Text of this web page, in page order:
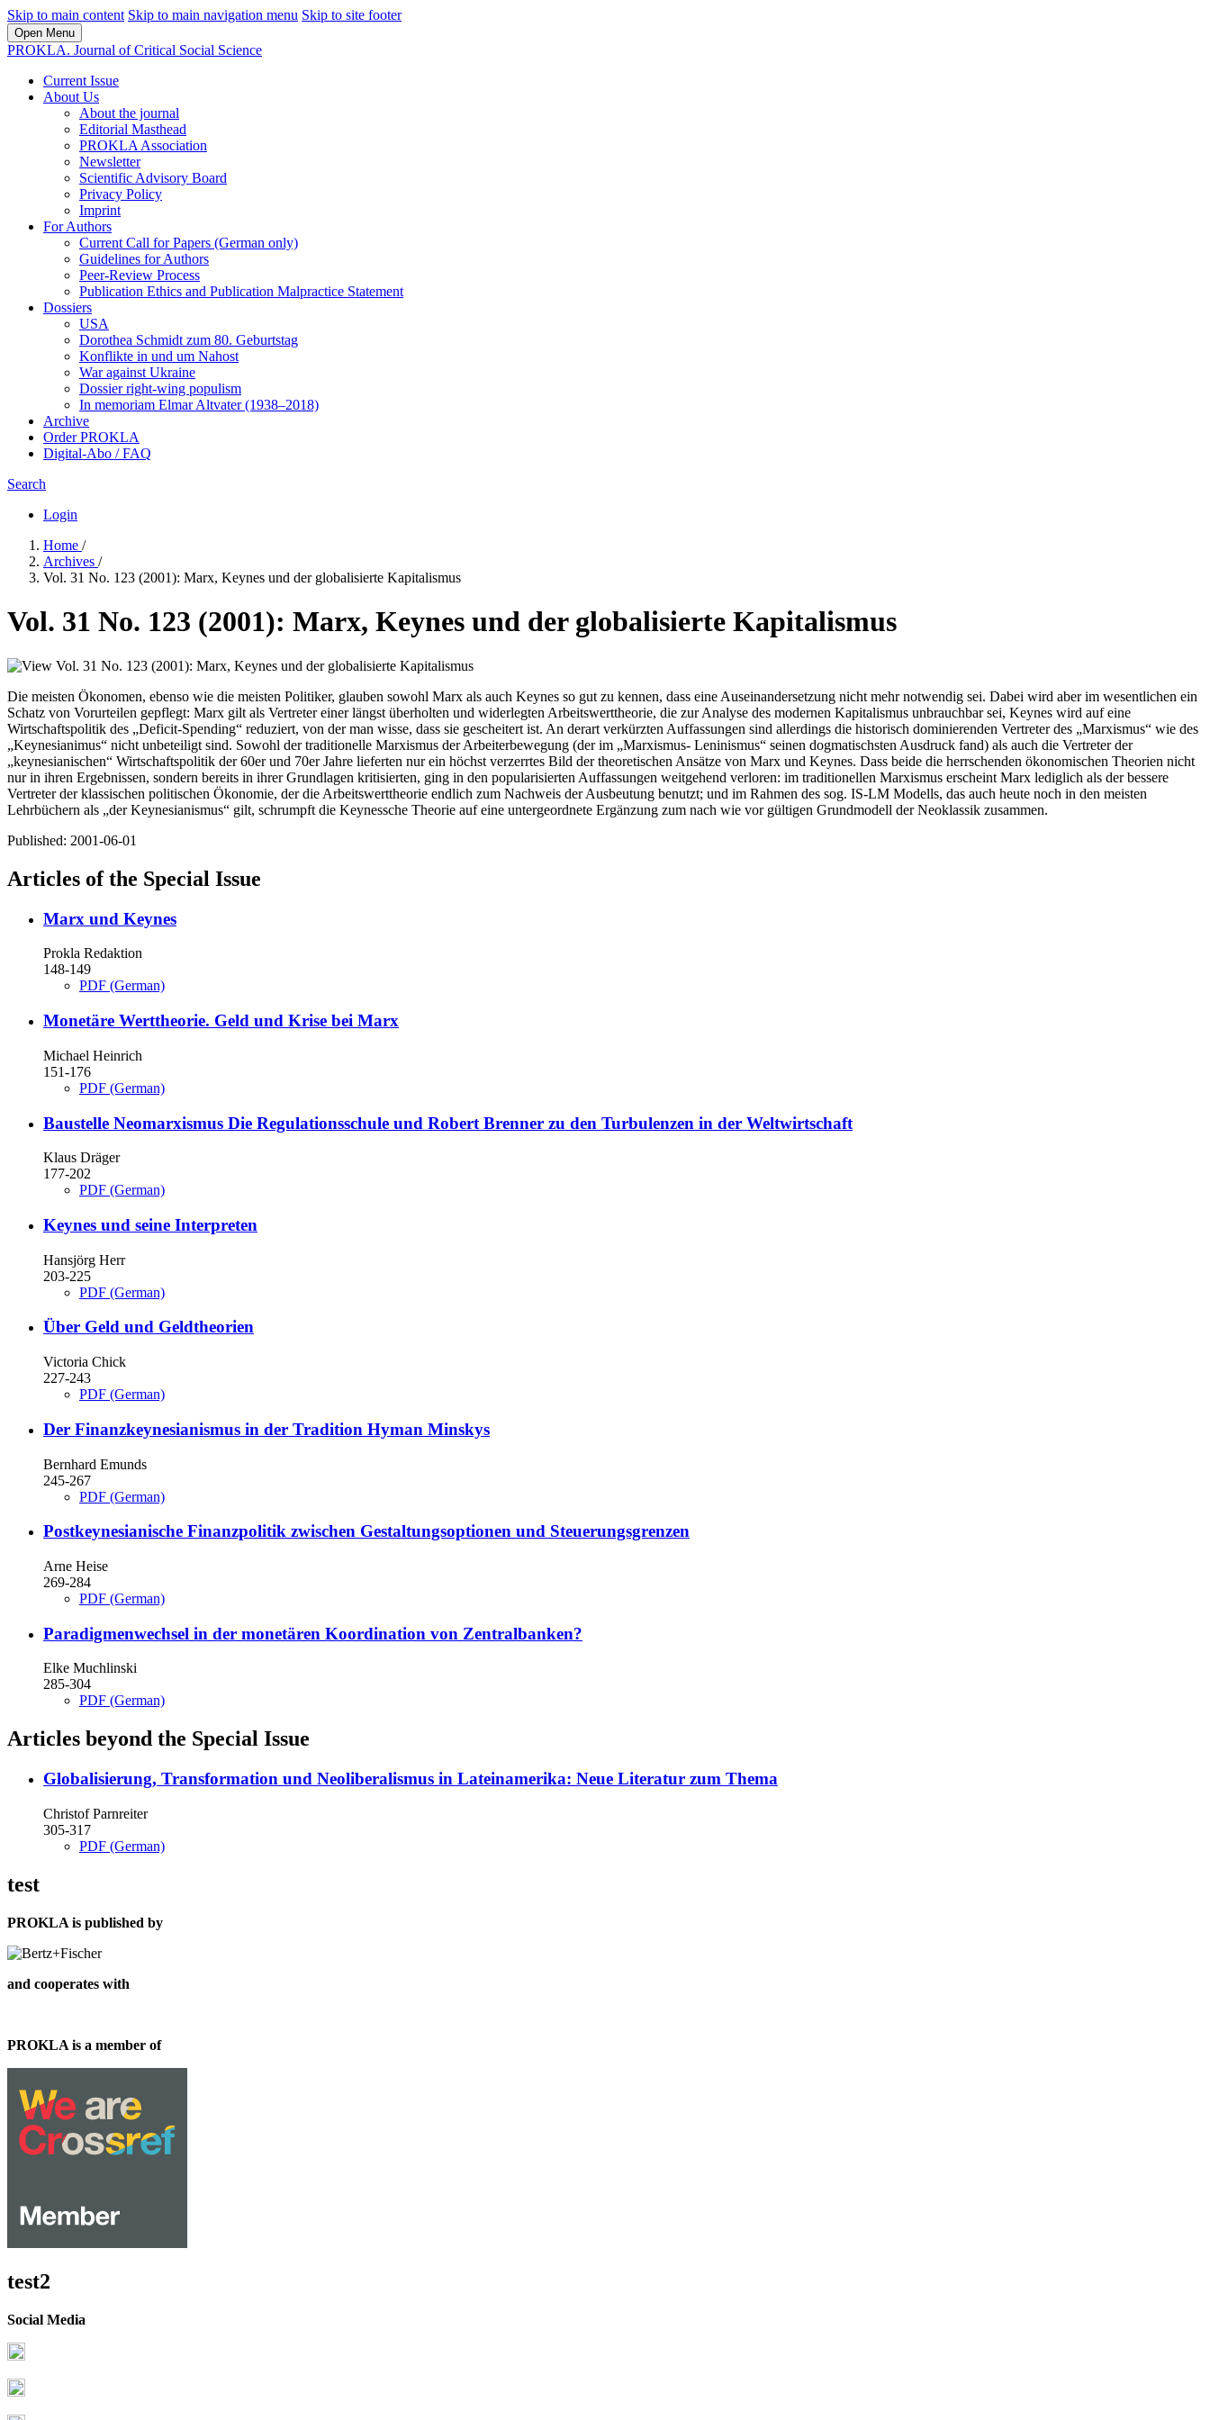
Skip to main content Skip to main navigation menu Skip to site footer
Open Menu
PROKLA. Journal of Critical Social Science
Current Issue
About Us
About the journal
Editorial Masthead
PROKLA Association
Newsletter
Scientific Advisory Board
Privacy Policy
Imprint
For Authors
Current Call for Papers (German only)
Guidelines for Authors
Peer-Review Process
Publication Ethics and Publication Malpractice Statement
Dossiers
USA
Dorothea Schmidt zum 80. Geburtstag
Konflikte in und um Nahost
War against Ukraine
Dossier right-wing populism
In me­mo­ri­am Elmar Altvater (1938–2018)
Archive
Order PROKLA
Digital-Abo / FAQ
Search
Login
Home /
Archives /
Vol. 31 No. 123 (2001): Marx, Keynes und der globalisierte Kapitalismus
Vol. 31 No. 123 (2001): Marx, Keynes und der globalisierte Kapitalismus
Die meisten Ökonomen, ebenso wie die meisten Politiker, glauben sowohl Marx als auch Keynes so gut zu kennen, dass eine Auseinandersetzung nicht mehr notwendig sei. Dabei wird aber im wesentlichen ein
Schatz von Vorurteilen gepflegt: Marx gilt als Vertreter einer längst überholten und widerlegten Arbeitswerttheorie, die zur Analyse des modernen Kapitalismus unbrauchbar sei, Keynes wird auf eine
Wirtschaftspolitik des „Deficit-Spending“ reduziert, von der man wisse, dass sie gescheitert ist. An derart verkürzten Auffassungen sind allerdings die historisch dominierenden Vertreter des „Marxismus“ wie des
„Keynesianimus“ nicht unbeteiligt sind. Sowohl der traditionelle Marxismus der Arbeiterbewegung (der im „Marxismus- Leninismus“ seinen dogmatischsten Ausdruck fand) als auch die Vertreter der
„keynesianischen“ Wirtschaftspolitik der 60er und 70er Jahre lieferten nur ein höchst verzerrtes Bild der theoretischen Ansätze von Marx und Keynes. Dass beide die herrschenden ökonomischen Theorien nicht
nur in ihren Ergebnissen, sondern bereits in ihrer Grundlagen kritisierten, ging in den popularisierten Auffassungen weitgehend verloren: im traditionellen Marxismus erscheint Marx lediglich als der bessere
Vertreter der klassischen politischen Ökonomie, der die Arbeitswerttheorie endlich zum Nachweis der Ausbeutung benutzt; und im Rahmen des sog. IS-LM Modells, das auch heute noch in den meisten
Lehrbüchern als „der Keynesianismus“ gilt, schrumpft die Keynessche Theorie auf eine untergeordnete Ergänzung zum nach wie vor gültigen Grundmodell der Neoklassik zusammen.
Published: 2001-06-01
Articles of the Special Issue
Marx und Keynes
Prokla Redaktion
148-149
PDF (German)
Monetäre Werttheorie. Geld und Krise bei Marx
Michael Heinrich
151-176
PDF (German)
Baustelle Neomarxismus Die Regulationsschule und Robert Brenner zu den Turbulenzen in der Weltwirtschaft
Klaus Dräger
177-202
PDF (German)
Keynes und seine Interpreten
Hansjörg Herr
203-225
PDF (German)
Über Geld und Geldtheorien
Victoria Chick
227-243
PDF (German)
Der Finanzkeynesianismus in der Tradition Hyman Minskys
Bernhard Emunds
245-267
PDF (German)
Postkeynesianische Finanzpolitik zwischen Gestaltungsoptionen und Steuerungsgrenzen
Arne Heise
269-284
PDF (German)
Paradigmenwechsel in der monetären Koordination von Zentralbanken?
Elke Muchlinski
285-304
PDF (German)
Articles beyond the Special Issue
Globalisierung, Transformation und Neoliberalismus in Lateinamerika: Neue Literatur zum Thema
Christof Parnreiter
305-317
PDF (German)
test
PROKLA is published by
and cooperates with
PROKLA is a member of
test2
Social Media